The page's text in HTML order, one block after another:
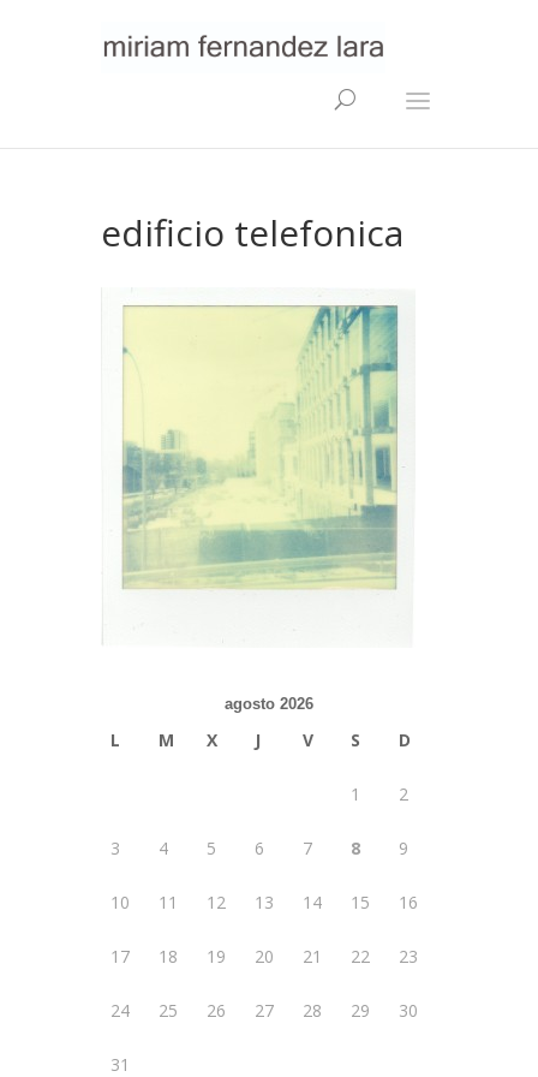
edificio telefonica
agosto 2026
L M X J V S D
1 2
3 4 5 6 7 8 9
10 11 12 13 14 15 16
17 18 19 20 21 22 23
24 25 26 27 28 29 30
31